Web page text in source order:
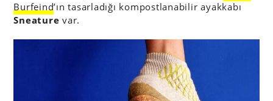
Burfeind’ın tasarladığı kompostlanabilir ayakkabı
Sneature var.